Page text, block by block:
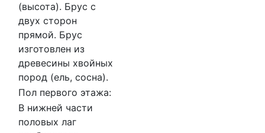
(высота). Брус с
двух сторон
прямой. Брус
изготовлен из
древесины хвойных
пород (ель, сосна).
Пол первого этажа:
В нижней части
половых лаг